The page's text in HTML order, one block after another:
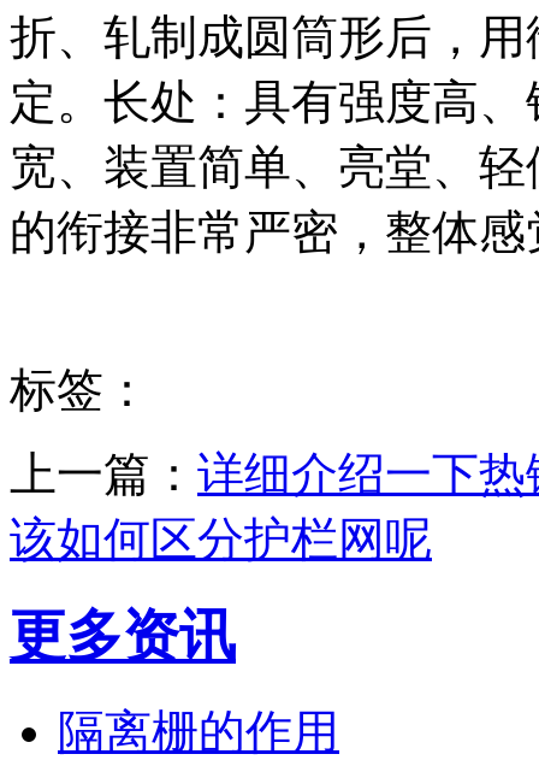
折、轧制成圆筒形后，
定。长处：具有强度高
宽、装置简单、亮堂、
的衔接非常严密，整体
标签：
上一篇： 详细介绍一下
该如何区分护栏网呢
更多资讯
隔离栅的作用